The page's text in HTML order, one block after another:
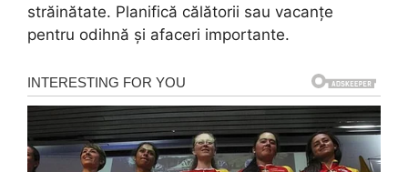
străinătate. Planifică călătorii sau vacanțe
pentru odihnă și afaceri importante.